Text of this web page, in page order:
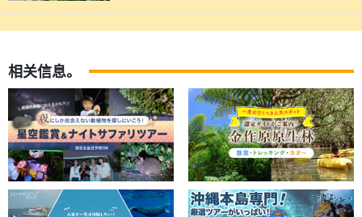
吉普车或旅行车车辆以 ☆ 为指导
车更宽，空间更大，您可以尽情欣赏奄美的自然美景。
可供一人使用。因此，请随时加入我们！
相关信息。